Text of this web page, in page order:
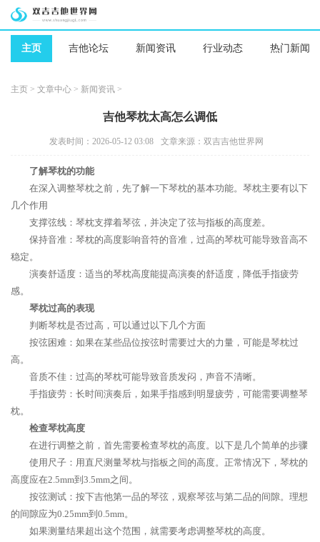
主页 吉他论坛 新闻资讯 行业动态 热门新闻
主页 > 文章中心 > 新闻资讯 >
吉他琴枕太高怎么调低
发表时间：2026-05-12 03:08 文章来源：双吉吉他世界网
了解琴枕的功能
在深入调整琴枕之前，先了解一下琴枕的基本功能。琴枕主要有以下
几个作用
支撑弦线：琴枕支撑着琴弦，并决定了弦与指板的高度差。
保持音准：琴枕的高度影响音符的音准，过高的琴枕可能导致音高不
稳定。
演奏舒适度：适当的琴枕高度能提高演奏的舒适度，降低手指疲劳
感。
琴枕过高的表现
判断琴枕是否过高，可以通过以下几个方面
按弦困难：如果在某些品位按弦时需要过大的力量，可能是琴枕过
高。
音质不佳：过高的琴枕可能导致音质发闷，声音不清晰。
手指疲劳：长时间演奏后，如果手指感到明显疲劳，可能需要调整琴
枕。
检查琴枕高度
在进行调整之前，首先需要检查琴枕的高度。以下是几个简单的步骤
使用尺子：用直尺测量琴枕与指板之间的高度。正常情况下，琴枕的
高度应在2.5mm到3.5mm之间。
按弦测试：按下吉他第一品的琴弦，观察琴弦与第二品的间隙。理想
的间隙应为0.25mm到0.5mm。
如果测量结果超出这个范围，就需要考虑调整琴枕的高度。